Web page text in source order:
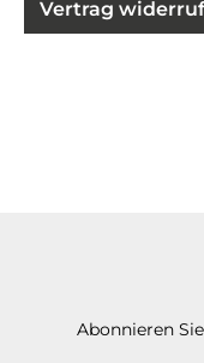
Vertrag
Abonnieren